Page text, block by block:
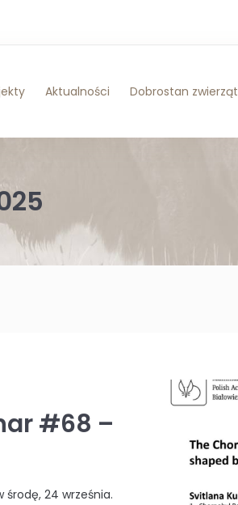
Aktualności Dobrostan zwierząt
#68 –
24 września.